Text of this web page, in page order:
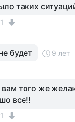
таких
1
будет 9 лет
того же
все!!
1